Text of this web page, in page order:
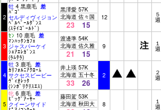
2
牡 4 黒鹿毛 差
ﾊﾞｺﾞ
セルディヴィジョン
ﾍﾞﾙﾍﾞｰﾙﾀﾞﾝｽ
(ｽﾃｲｺﾞｰﾙﾄﾞ)
黒澤愛 57K
北海道 佐々国
23 15
12 ５
週
3
ｾﾝ 10 鹿毛 差
ﾏﾝﾊｯﾀﾝｶﾌｪ
ジャスパーケイ
ｼｪｱｴﾚｶﾞﾝｽ
(ﾗﾑﾀﾗ)
渡邊準 54K
北海道 佐久雅
21 15
9 １
週
4
牡 3 鹿毛 差
ｶﾘﾌｫﾙﾆｱｸﾛｰﾑ
サクセスビービー
ｳﾞｨｵﾚｯﾀ
(ｼﾝﾎﾞﾘｸﾘｽｴｽ)
井上瑛 57K
北海道 五十冬
33 26
2 ２
週
5
牝 6 鹿毛 差
ﾋﾞｯｸﾞｱｰｻｰ
クイーンサイド
藤田駕 53K
北海道 秋田大
8 １
週